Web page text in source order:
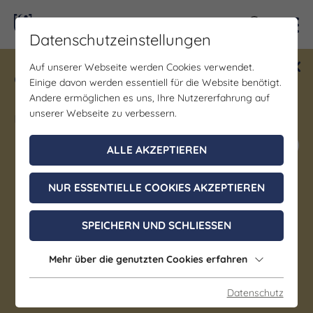
Gewinne ein Blind Date mit Saale-
Unstrut! Teilnahme vom 1.7. - 18.12.
möglich.
Jetzt mitmachen
Die Olchis - Das große
Weltraumabenteuer
11. August 2026, 16:00 - 23:59 Uhr
Datenschutzeinstellungen
Auf unserer Webseite werden Cookies verwendet.
Einige davon werden essentiell für die Website benötigt.
Andere ermöglichen es uns, Ihre Nutzererfahrung auf
unserer Webseite zu verbessern.
ALLE AKZEPTIEREN
NUR ESSENTIELLE COOKIES AKZEPTIEREN
SPEICHERN UND SCHLIESSEN
Mehr über die genutzten Cookies erfahren
Datenschutz